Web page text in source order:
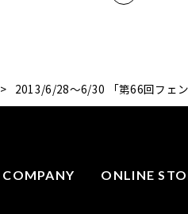
> 2013/6/28～6/30 「第66回フェ
COMPANY ONLINE